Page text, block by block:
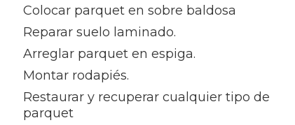
Colocar parquet en sobre baldosa
Reparar suelo laminado.
Arreglar parquet en espiga.
Montar rodapiés.
Restaurar y recuperar cualquier tipo de
parquet